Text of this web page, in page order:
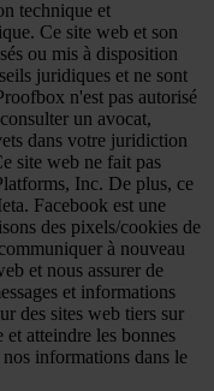
technique et
Ce site web et son
ou mis à disposition
juridiques et ne sont
n'est pas autorisé
un avocat,
dans votre juridiction
site web ne fait pas
Inc. De plus, ce
Facebook est une
des pixels/cookies de
à nouveau
et nous assurer de
et informations
des sites web tiers sur
atteindre les bonnes
informations dans le